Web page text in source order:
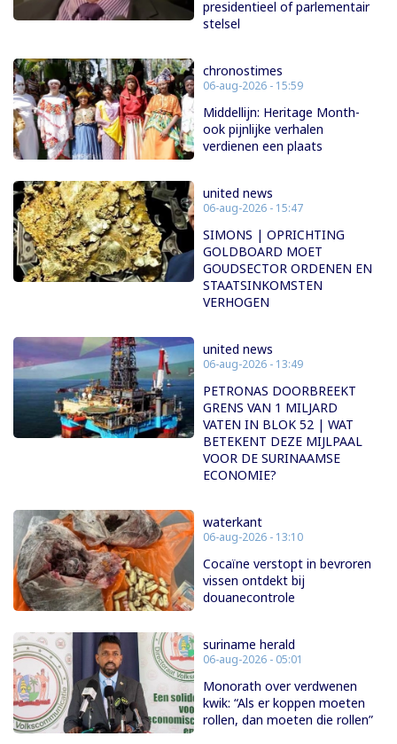
presidentieel of parlementair
stelsel
chronostimes
06-aug-2026 - 15:59
Middellijn: Heritage Month-
ook pijnlijke verhalen
verdienen een plaats
united news
06-aug-2026 - 15:47
SIMONS | OPRICHTING
GOLDBOARD MOET
GOUDSECTOR ORDENEN EN
STAATSINKOMSTEN
VERHOGEN
united news
06-aug-2026 - 13:49
PETRONAS DOORBREEKT
GRENS VAN 1 MILJARD
VATEN IN BLOK 52 | WAT
BETEKENT DEZE MIJLPAAL
VOOR DE SURINAAMSE
ECONOMIE?
waterkant
06-aug-2026 - 13:10
Cocaïne verstopt in bevroren
vissen ontdekt bij
douanecontrole
suriname herald
06-aug-2026 - 05:01
Monorath over verdwenen
kwik: “Als er koppen moeten
rollen, dan moeten die rollen”